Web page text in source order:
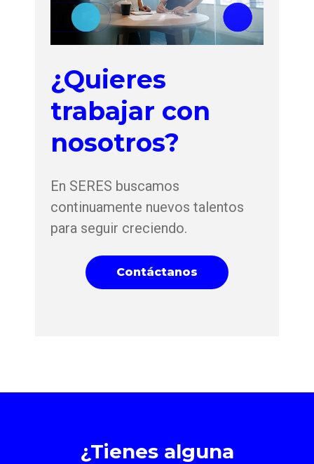
¿Quieres
trabajar con
nosotros?
En SERES buscamos
continuamente nuevos talentos
para seguir creciendo.
Contáctanos
¿Tienes alguna